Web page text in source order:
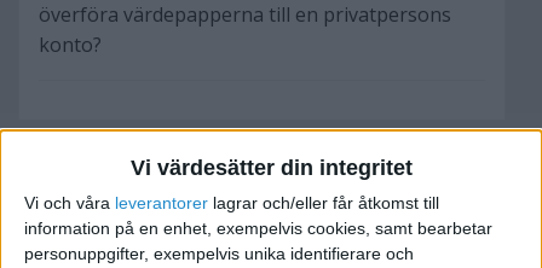
Vi värdesätter din integritet
Vi och våra leverantorer lagrar och/eller får åtkomst till
information på en enhet, exempelvis cookies, samt bearbetar
personuppgifter, exempelvis unika identifierare och
överföra värdepapperna till en privatpersons
konto?
Johan Boström
2018-08-31 11:41